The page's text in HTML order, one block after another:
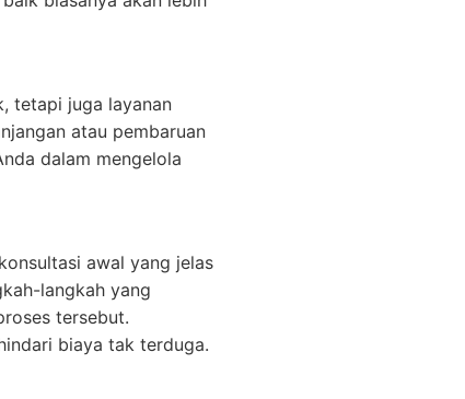
tetapi juga layanan
atau pembaruan
dalam mengelola
awal yang jelas
langkah yang
tersebut.
biaya tak terduga.